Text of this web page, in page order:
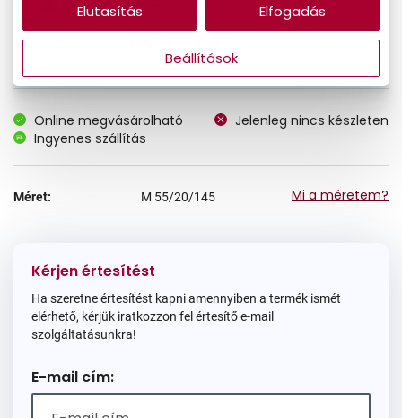
Akciós ár: 68.792 Ft
Online megvásárolható
Jelenleg nincs készleten
Ingyenes szállítás
Méret: M 55/20/145 Mi a méretem?
Kérjen értesítést
Ha szeretne értesítést kapni amennyiben a termék ismét
elérhető, kérjük iratkozzon fel értesítő e-mail
szolgáltatásunkra!
E-mail cím:
Beállítások
Elutasítás Elfogadás